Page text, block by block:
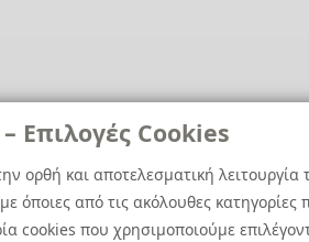
Επιλογές Cookies
ορθή και αποτελεσματική
από τις ακόλουθες κατηγορίες
cookies που χρησιμοποιούμε